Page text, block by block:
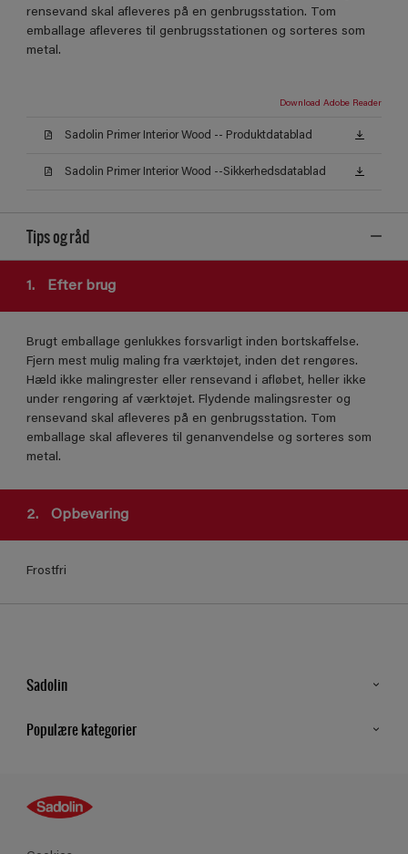
rensevand skal afleveres på en genbrugsstation. Tom
emballage afleveres til genbrugsstationen og sorteres som
metal.
Download Adobe Reader
Sadolin Primer Interior Wood -- Produktdatablad
Sadolin Primer Interior Wood --Sikkerhedsdatablad
Tips og råd
1. Efter brug
Brugt emballage genlukkes forsvarligt inden bortskaffelse.
Fjern mest mulig maling fra værktøjet, inden det rengøres.
Hæld ikke malingrester eller rensevand i afløbet, heller ikke
under rengøring af værktøjet. Flydende malingsrester og
rensevand skal afleveres på en genbrugsstation. Tom
emballage skal afleveres til genanvendelse og sorteres som
metal.
2. Opbevaring
Frostfri
Sadolin
Populære kategorier
Farver
Produkter